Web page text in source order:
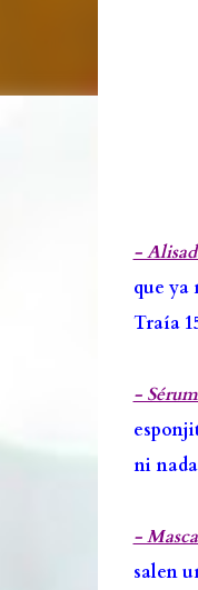
-
que ya
Traía
-
ni
-
salen